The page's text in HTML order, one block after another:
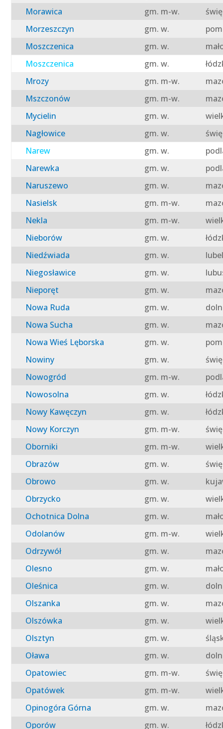
Morawica
gm. m-w.
Morzeszczyn
gm. w.
Moszczenica
gm. w.
Moszczenica
gm. w.
Mrozy
gm. m-w.
Mszczonów
gm. m-w.
Mycielin
gm. w.
Nagłowice
gm. w.
Narew
gm. w.
Narewka
gm. w.
Naruszewo
gm. w.
Nasielsk
gm. m-w.
Nekla
gm. m-w.
Nieborów
gm. w.
Niedźwiada
gm. w.
Niegosławice
gm. w.
Nieporęt
gm. w.
Nowa Ruda
gm. w.
Nowa Sucha
gm. w.
Nowa Wieś Lęborska
gm. w.
Nowiny
gm. w.
Nowogród
gm. m-w.
Nowosolna
gm. w.
Nowy Kawęczyn
gm. w.
Nowy Korczyn
gm. m-w.
Oborniki
gm. m-w.
Obrazów
gm. w.
Obrowo
gm. w.
Obrzycko
gm. w.
Ochotnica Dolna
gm. w.
Odolanów
gm. m-w.
Odrzywół
gm. w.
Olesno
gm. w.
Oleśnica
gm. w.
Olszanka
gm. w.
Olszówka
gm. w.
Olsztyn
gm. w.
Oława
gm. w.
Opatowiec
gm. m-w.
Opatówek
gm. m-w.
Opinogóra Górna
gm. w.
Oporów
gm. w.